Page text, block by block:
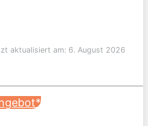
aktualisiert am: 6. August 2026